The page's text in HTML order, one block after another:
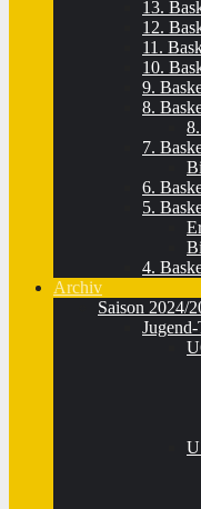
13.
12.
11.
10.
9.
8.
7.
6.
5.
4.
Archiv
Saison 2024/
Jugend-